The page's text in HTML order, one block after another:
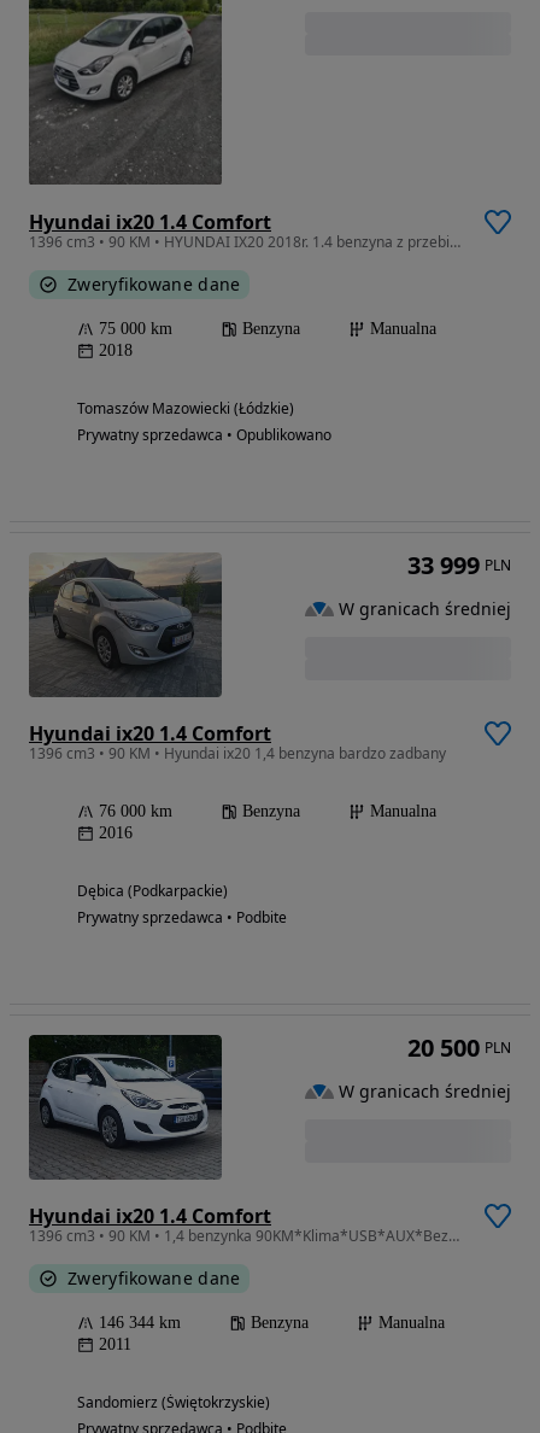
Hyundai ix20 1.4 Comfort
1396 cm3 • 90 KM • HYUNDAI IX20 2018r. 1.4 benzyna z przebiegiem 75000km
Zweryfikowane dane
75 000 km Benzyna
Manualna
2018
Tomaszów Mazowiecki (Łódzkie)
Prywatny sprzedawca • Opublikowano
Hyundai ix20 1.4 Comfort
1396 cm3 • 90 KM • Hyundai ix20 1,4 benzyna bardzo zadbany
76 000 km Benzyna
Manualna
2016
Dębica (Podkarpackie)
Prywatny sprzedawca • Podbite
33 999 PLN
W granicach średniej
Hyundai ix20 1.4 Comfort
1396 cm3 • 90 KM • 1,4 benzynka 90KM*Klima*USB*AUX*Bezwypadkowy*idealny do gazu LPG
Zweryfikowane dane
146 344 km Benzyna
Manualna
2011
Sandomierz (Świętokrzyskie)
Prywatny sprzedawca • Podbite
20 500 PLN
W granicach średniej